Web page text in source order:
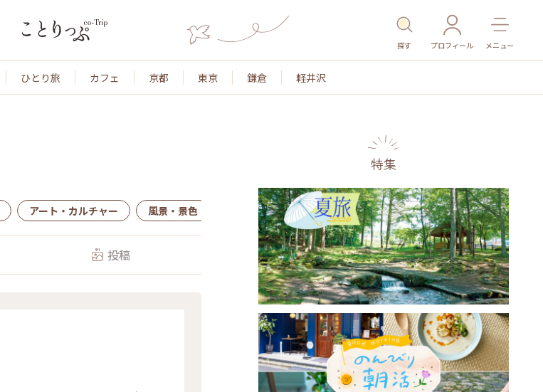
探す プロフィール メニュー
ひとり旅 カフェ 京都 東京 鎌倉 軽井沢
アート・カルチャー 風景・景色 名所・旧跡 温泉・スパ その他施設 ごはん
投稿
特集